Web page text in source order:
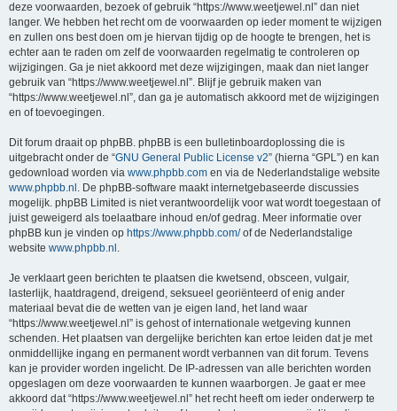
deze voorwaarden, bezoek of gebruik “https://www.weetjewel.nl” dan niet
langer. We hebben het recht om de voorwaarden op ieder moment te wijzigen
en zullen ons best doen om je hiervan tijdig op de hoogte te brengen, het is
echter aan te raden om zelf de voorwaarden regelmatig te controleren op
wijzigingen. Ga je niet akkoord met deze wijzigingen, maak dan niet langer
gebruik van “https://www.weetjewel.nl”. Blijf je gebruik maken van
“https://www.weetjewel.nl”, dan ga je automatisch akkoord met de wijzigingen
en of toevoegingen.
Dit forum draait op phpBB. phpBB is een bulletinboardoplossing die is
uitgebracht onder de “GNU General Public License v2” (hierna “GPL”) en kan
gedownload worden via www.phpbb.com en via de Nederlandstalige website
www.phpbb.nl . De phpBB-software maakt internetgebaseerde discussies
mogelijk. phpBB Limited is niet verantwoordelijk voor wat wordt toegestaan of
juist geweigerd als toelaatbare inhoud en/of gedrag. Meer informatie over
phpBB kun je vinden op https://www.phpbb.com/of de Nederlandstalige
website www.phpbb.nl .
Je verklaart geen berichten te plaatsen die kwetsend, obsceen, vulgair,
lasterlijk, haatdragend, dreigend, seksueel georiënteerd of enig ander
materiaal bevat die de wetten van je eigen land, het land waar
“https://www.weetjewel.nl” is gehost of internationale wetgeving kunnen
schenden. Het plaatsen van dergelijke berichten kan ertoe leiden dat je met
onmiddellijke ingang en permanent wordt verbannen van dit forum. Tevens
kan je provider worden ingelicht. De IP-adressen van alle berichten worden
opgeslagen om deze voorwaarden te kunnen waarborgen. Je gaat er mee
akkoord dat “https://www.weetjewel.nl” het recht heeft om ieder onderwerp te